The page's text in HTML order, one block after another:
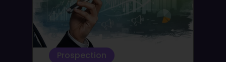
Prospection